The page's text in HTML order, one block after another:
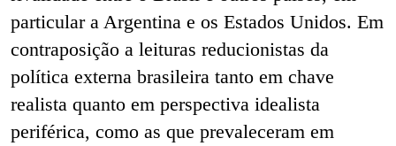
particular a Argentina e os Estados Unidos. Em
contraposição a leituras reducionistas da
política externa brasileira tanto em chave
realista quanto em perspectiva idealista
periférica, como as que prevaleceram em